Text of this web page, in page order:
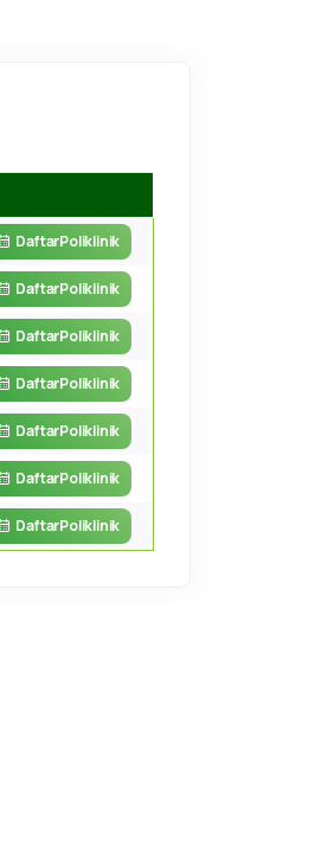
DaftarPoliklinik
DaftarPoliklinik
DaftarPoliklinik
DaftarPoliklinik
DaftarPoliklinik
DaftarPoliklinik
DaftarPoliklinik